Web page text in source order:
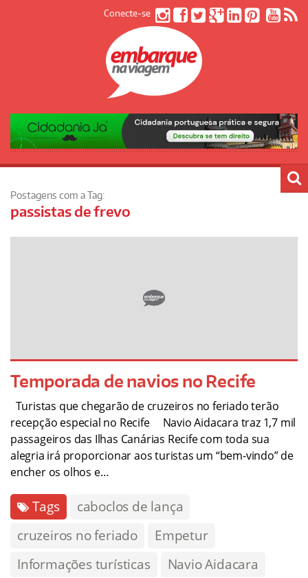
Conecte-se
Postagens com a Tag:
passistas de frevo
Temporada de navios no Recife
Turistas que chegarão de cruzeiros no feriado terão
recepção especial no Recife Navio Aidacara traz 1,7 mil
passageiros das Ilhas Canárias Recife com toda sua
alegria irá proporcionar aos turistas um “bem-vindo” de
encher os olhos e…
Tags
caboclos de lança
cruzeiros no feriado
Empetur
Informações turísticas
Navio Aidacara